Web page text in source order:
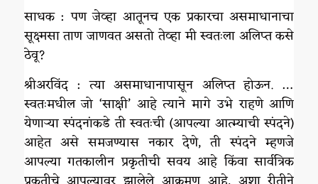
साधक : पण जेव्हा आतूनच एक प्रकारचा असमाधानाचा
सूक्ष्मसा ताण जाणवत असतो तेव्हा मी स्वतःला अलिप्त कसे
ठेवू?
श्रीअरविंद : त्या असमाधानापासून अलिप्त होऊन. …
स्वतःमधील जो ‘साक्षी’ आहे त्याने मागे उभे राहणे आणि
येणाऱ्या स्पंदनांकडे ती स्वतःची (आपल्या आत्म्याची स्पंदने)
आहेत असे समजण्यास नकार देणे, ती स्पंदने म्हणजे
आपल्या गतकालीन प्रकृतीची सवय आहे किंवा सार्वत्रिक